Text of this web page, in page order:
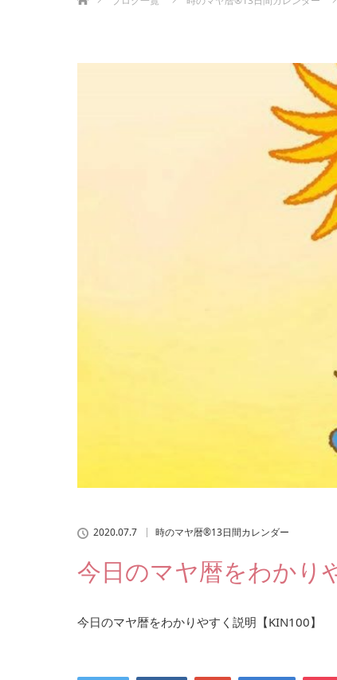
2020.07.7 時のマヤ暦®13日間カレンダー
今日のマヤ暦をわかり
今日のマヤ暦をわかりやすく説明【KIN100】